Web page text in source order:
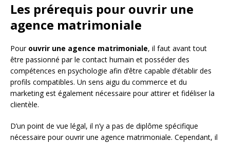
Les prérequis pour ouvrir une
agence matrimoniale
Pour ouvrir une agence matrimoniale, il faut avant tout
être passionné par le contact humain et posséder des
compétences en psychologie afin d’être capable d’établir des
profils compatibles. Un sens aigu du commerce et du
marketing est également nécessaire pour attirer et fidéliser la
clientèle.
D’un point de vue légal, il n’y a pas de diplôme spécifique
nécessaire pour ouvrir une agence matrimoniale. Cependant, il